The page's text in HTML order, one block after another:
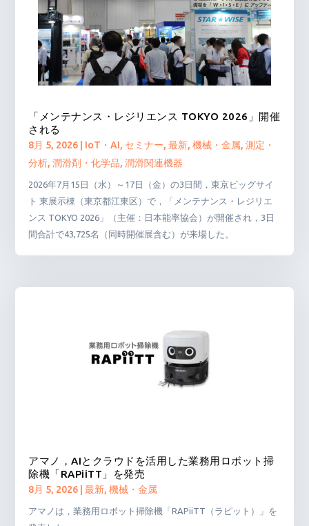
「メンテナンス・レジリエンス TOKYO 2026」開催
される
8月 5, 2026 IoT・AI, セミナー,最新,機械・金属,測定・
分析,潤滑剤・化学品,潤滑関連機器
2026年7月15日（水）～17日（金）の3日間，東京ビッグサイ
ト 東展示棟（東京都江東区）で，「メンテナンス・レジリエ
ンス TOKYO 2026」（主催：日本能率協会）が開催され，3日
間合計で43,725名（同時開催展含む）が来場した。
アマノ，AIとクラウドを活用した業務用ロボット掃
除機「RAPiiTT」を発売
8月 5, 2026 |最新,機械・金属
アマノは，業務用ロボット掃除機「RAPiiTT（ラピット）」を